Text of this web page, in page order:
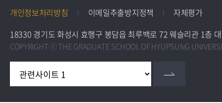
개인정보처리방침 이메일추출방지정책
자체평가
18330 경기도 화성시 효행구 봉담읍 최루백로 72 웨슬리관 1층
COPYRIGHT ⓒ THE GRADUATE SCHOOL OF HYUPSUNG